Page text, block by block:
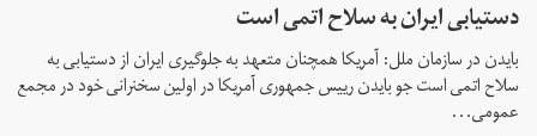
دستیابی ایران به سلاح اتمی است
بایدن در سازمان ملل: آمریکا همچنان متعهد به جلوگیری ایران از دستیابی به
سلاح اتمی است جو بایدن رییس جمهوری آمریکا در اولین سخنرانی خود در مجمع
عمومی...